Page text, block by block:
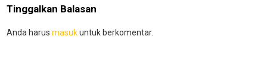
Tinggalkan Balasan
Anda harus masukuntuk berkomentar.